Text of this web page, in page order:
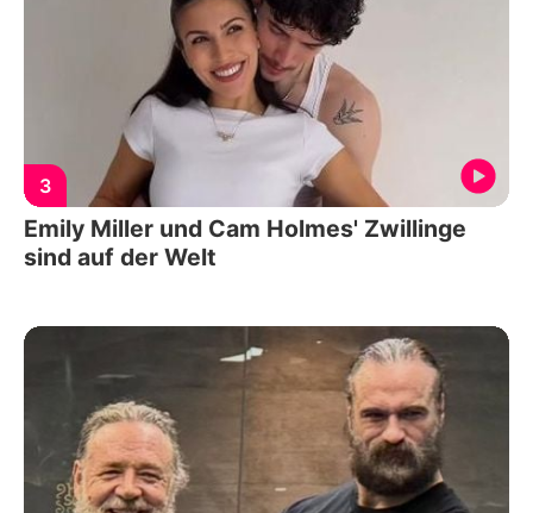
3
Emily Miller und Cam Holmes' Zwillinge
sind auf der Welt